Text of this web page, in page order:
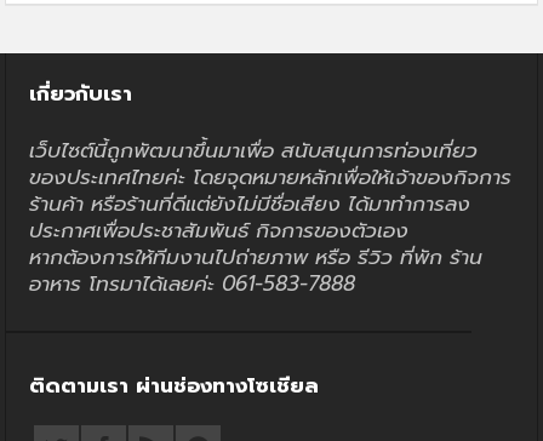
เกี่ยวกับเรา
เว็บไซต์นี้ถูกพัฒนาขึ้นมาเพื่อ สนับสนุนการท่องเที่ยว
ของประเทศไทยค่ะ โดยจุดหมายหลักเพื่อให้เจ้าของกิจการ
ร้านค้า หรือร้านที่ดีแต่ยังไม่มีชื่อเสียง ได้มาทำการลง
ประกาศเพื่อประชาสัมพันธ์ กิจการของตัวเอง
หากต้องการให้ทีมงานไปถ่ายภาพ หรือ รีวิว ที่พัก ร้าน
อาหาร โทรมาได้เลยค่ะ 061-583-7888
ติดตามเรา ผ่านช่องทางโซเชียล